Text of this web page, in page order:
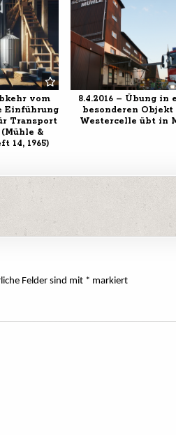
vom
Einführung
Transport
&
14, 1965)
8.4.2016 – Übung in
besonderen Objekt
Westercelle übt in
Felder sind mit * markiert